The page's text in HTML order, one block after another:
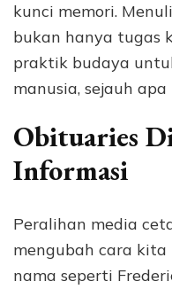
kunci memori.
bukan hanya tugas
praktik budaya
manusia, sejauh
Obituaries
Informasi
Peralihan media
mengubah cara kita
nama seperti